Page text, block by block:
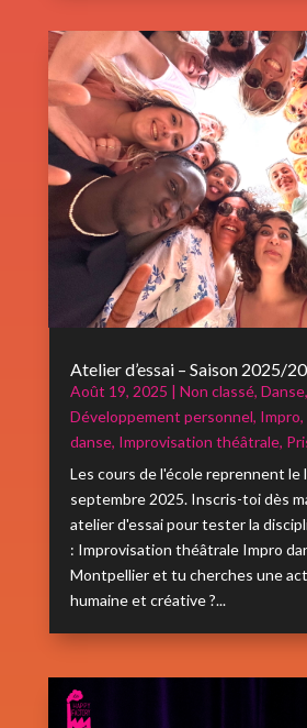
Atelier d’essai – Saison 2025/
Août 19, 2025 | Non classé, Danse,
Développement personnel, Impro,
danse, Improvisation théâtrale,
Les cours de l'école reprennent le
septembre 2025. Inscris-toi dès
atelier d'essai pour tester la
: Improvisation théâtrale Impro
Montpellier et tu cherches une
humaine et créative ?...